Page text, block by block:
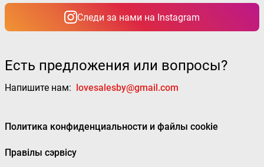
Следи за нами на Instagram
Есть предложения или вопросы?
Напишите нам: lovesalesby@gmail.com
Политика конфиденциальности и файлы cookie
Правілы сэрвісу